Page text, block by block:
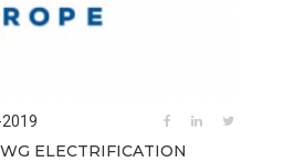
ELECTRIFICATION